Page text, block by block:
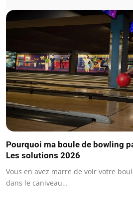
Pourquoi ma boule de bowling
Les solutions 2026
Vous en avez marre de voir votre
dans le caniveau…